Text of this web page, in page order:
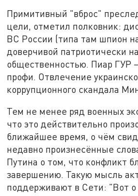
Примитивный "вброс"
цели, отметил полковник:
ВС России (типа там шпион
доверчивой патриотически
общественностью. Пиар ГУР
профи. Отвлечение
коррупционного скандала
Тем не менее ряд военных
что это действительно
ближайшее время, о чём
недавно произнесённые
Путина о том, что конфликт
завершению. Такую мысль
поддерживают в Сети: "Вот о